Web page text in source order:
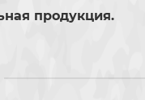
продукция.